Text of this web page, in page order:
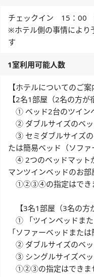
チェックイン 15：00
※ホテル側の事情により
す
1室利用可能人数
【ホテルについてのご
【2名1部屋（2名の方が
① ベッド2台のツイン
② ダブルサイズのベッ
③ セミダブルサイズの
たは簡易ベッド（ソフ
④ 2つのベッドマット
マンツインベッドのお部
①②③④の指定はできま
【3名1部屋（3名の方
① 「ツインベッドまた
「ソファーベッドまた
② ダブルサイズのベッ
③ シングルサイズベッ
①②③の指定はできま